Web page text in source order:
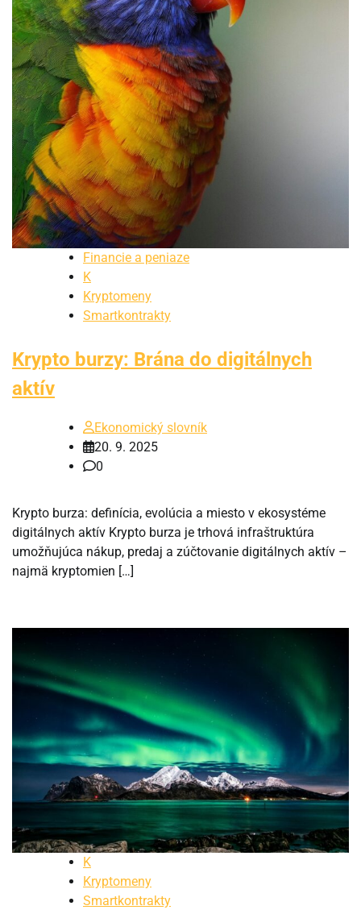
Financie a peniaze
K
Kryptomeny
Smartkontrakty
Krypto burzy: Brána do digitálnych
aktív
Ekonomický slovník
20. 9. 2025
0
Krypto burza: definícia, evolúcia a miesto v ekosystéme
digitálnych aktív Krypto burza je trhová infraštruktúra
umožňujúca nákup, predaj a zúčtovanie digitálnych aktív –
najmä kryptomien […]
K
Kryptomeny
Smartkontrakty